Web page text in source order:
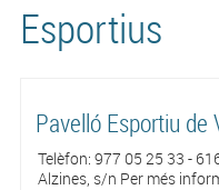
Esportius
Pavelló Esportiu de
Telèfon: 977 05 25 33 -
Alzines, s/n Per més